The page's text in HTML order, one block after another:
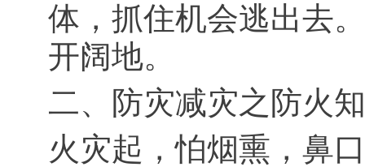
体，抓住机会逃出去
开阔地。
二、防灾减灾之防火
火灾起，怕烟熏，鼻